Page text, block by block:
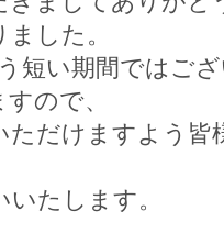
した。
短い期間ではご
ので、
ただけますよう
たします。